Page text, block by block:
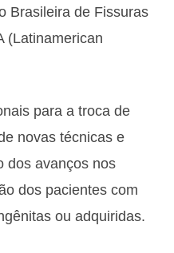
Brasileira de Fissuras
(Latinamerican
para a troca de
novas técnicas e
dos avanços nos
dos pacientes com
ou adquiridas.